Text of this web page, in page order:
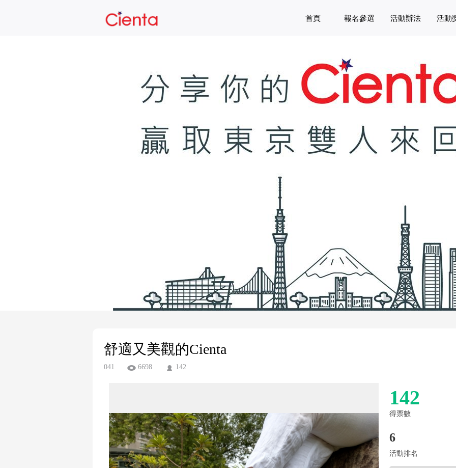
首頁 報名參選 活動辦法 活動
舒適又美觀的Cienta
041 6698 142
142
得票數
6
活動排名